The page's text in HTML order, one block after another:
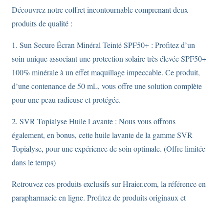
Sèches
à
Très
Sèches
avec
SVR
Topialyse
lavante
Découvrez notre coffret incontournable comprenant deux
produits de qualité :
1. Sun Secure Écran Minéral Teinté SPF50+ : Profitez d’un
soin unique associant une protection solaire très élevée SPF50+
100% minérale à un effet maquillage impeccable. Ce produit,
d’une contenance de 50 mL, vous offre une solution complète
pour une peau radieuse et protégée.
2. SVR Topialyse Huile Lavante : Nous vous offrons
également, en bonus, cette huile lavante de la gamme SVR
Topialyse, pour une expérience de soin optimale. (Offre limitée
dans le temps)
Retrouvez ces produits exclusifs sur Hraier.com, la référence en
parapharmacie en ligne. Profitez de produits originaux et